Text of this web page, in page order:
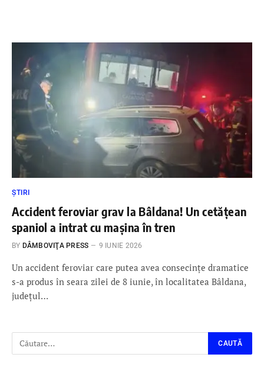
ȘTIRI
Accident feroviar grav la Bâldana! Un cetățean
spaniol a intrat cu mașina în tren
BY DÂMBOVIŢA PRESS 9 IUNIE 2026
Un accident feroviar care putea avea consecințe dramatice
s-a produs în seara zilei de 8 iunie, în localitatea Bâldana,
județul…